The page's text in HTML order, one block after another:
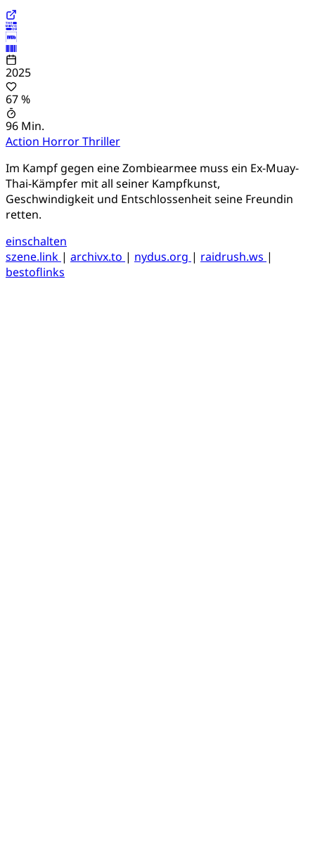
2025
67 %
96 Min.
Action HorrorThriller
Im Kampf gegen eine Zombiearmee muss ein Ex-Muay-
Thai-Kämpfer mit all seiner Kampfkunst,
Geschwindigkeit und Entschlossenheit seine Freundin
retten.
einschalten
szene.link | archivx.to | nydus.org | raidrush.ws |
bestoflinks